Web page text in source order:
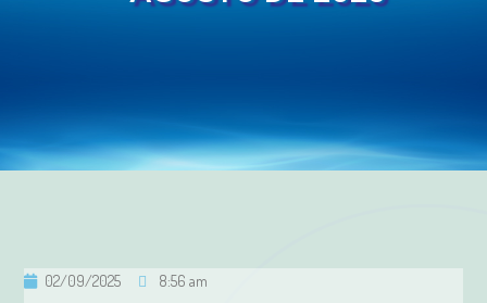
02/09/2025 8:56 am